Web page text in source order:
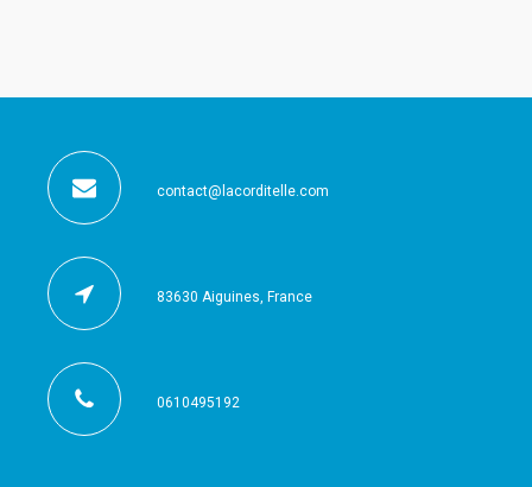
contact@lacorditelle.com
83630 Aiguines, France
0610495192